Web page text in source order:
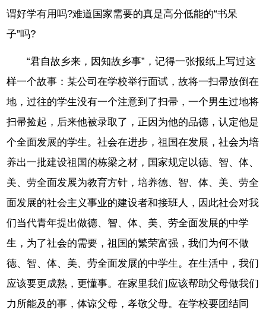
谓好学有用吗?难道国家需要的真是高分低能的“书呆
子”吗?
“君自故乡来，因知故乡事”，记得一张报纸上写过这
样一个故事：某公司在学校举行面试，故将一扫帚放倒在
地，过往的学生没有一个注意到了扫帚，一个男生过地将
扫帚捡起，后来他被录取了，正因为他的品德，认定他是
个全面发展的学生。社会在进步，祖国在发展，社会为培
养出一批建设祖国的栋梁之材，国家规定以德、智、体、
美、劳全面发展为教育方针，培养德、智、体、美、劳全
面发展的社会主义事业的建设者和接班人，因此社会对我
们当代青年提出做德、智、体、美、劳全面发展的中学
生，为了社会的需要，祖国的繁荣富强，我们为何不做
德、智、体、美、劳全面发展的中学生。在生活中，我们
应该要更成熟，更懂事。在家里我们应该帮助父母做我们
力所能及的事，体谅父母，孝敬父母。在学校要团结同